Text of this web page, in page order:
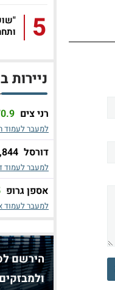
5
ניירות
רני צים
למעבר לעמוד
דורסל
למעבר לעמוד
אספן גרופ
למעבר לעמוד
הירשם